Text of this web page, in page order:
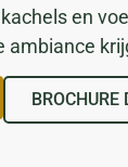
en
ambiance
BROCHURE